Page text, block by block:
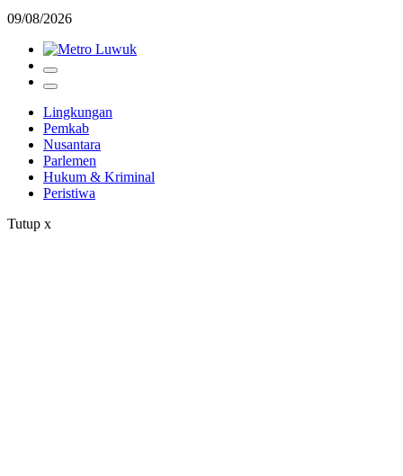
09/08/2026
Lingkungan
Pemkab
Nusantara
Parlemen
Hukum & Kriminal
Peristiwa
Tutup x